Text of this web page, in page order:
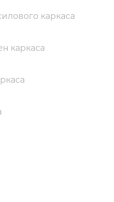
каркаса
каркаса